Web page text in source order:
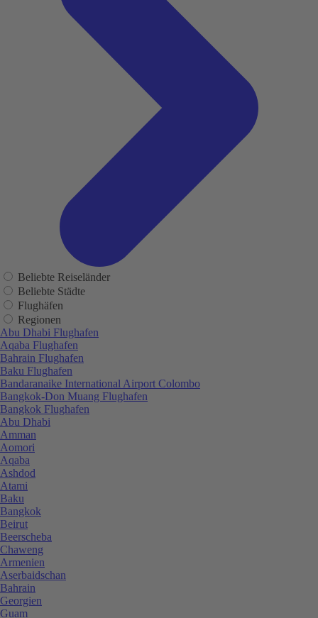
Beliebte Reiseländer
Beliebte Städte
Flughäfen
Regionen
Abu Dhabi Flughafen
Aqaba Flughafen
Bahrain Flughafen
Baku Flughafen
Bandaranaike International Airport Colombo
Bangkok-Don Muang Flughafen
Bangkok Flughafen
Abu Dhabi
Amman
Aomori
Aqaba
Ashdod
Atami
Baku
Bangkok
Beirut
Beerscheba
Chaweng
Armenien
Aserbaidschan
Bahrain
Georgien
Guam